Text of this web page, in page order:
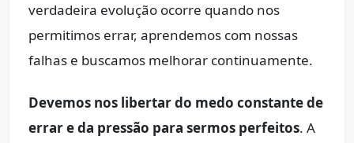
verdadeira evolução ocorre quando nos
permitimos errar, aprendemos com nossas
falhas e buscamos melhorar continuamente.
Devemos nos libertar do medo constante de
errar e da pressão para sermos perfeitos. A